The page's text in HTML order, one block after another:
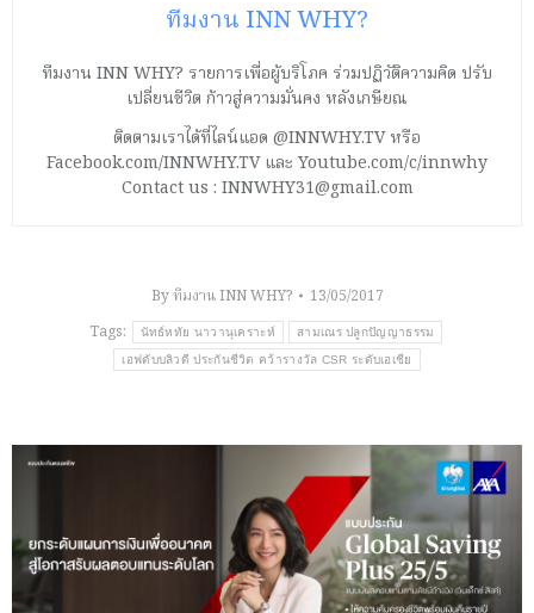
ทีมงาน INN WHY?
ทีมงาน INN WHY? รายการเพื่อผู้บริโภค ร่วมปฏิวัติความคิด ปรับ
เปลี่ยนชีวิต ก้าวสู่ความมั่นคง หลังเกษียณ
ติดตามเราได้ที่ไลน์แอด @INNWHY.TV หรือ
Facebook.com/INNWHY.TV และ Youtube.com/c/innwhy
Contact us : INNWHY31@gmail.com
Byทีมงาน INN WHY?
13/05/2017
Tags:
นัทธ์หทัย นาวานุเคราะห์ สามเณร ปลูกปัญญาธรรม
เอฟดับบลิวดี ประกันชีวิต คว้ารางวัล CSR ระดับเอเชีย